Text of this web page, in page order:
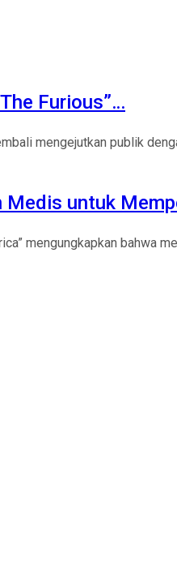
Furious”…
mengejutkan publik
Medis untuk
mengungkapkan bahwa